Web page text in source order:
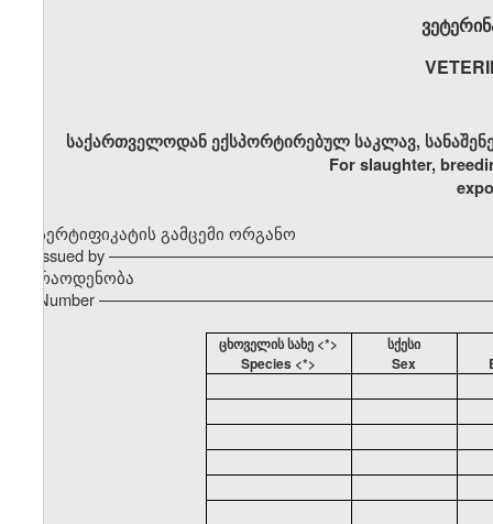
საქართველოდან ექსპორტირებულ საკლავ,
For slaughter,
სერტიფიკატის გამცემი ორგანო
Issued by
რაოდენობა
Number
ცხოველის სახე <*>
Species <*>
სქესი
Sex